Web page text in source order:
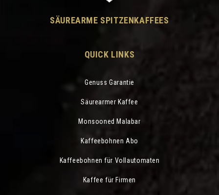
SÄUREARME SPITZENKAFFEES
QUICK LINKS
Genuss Garantie
Säurearmer Kaffee
Monsooned Malabar
Kaffeebohnen Abo
Kaffeebohnen für Vollautomaten
Kaffee für Firmen